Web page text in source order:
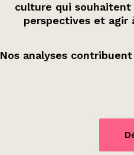
culture qui
perspectives et agir
Nos analyses